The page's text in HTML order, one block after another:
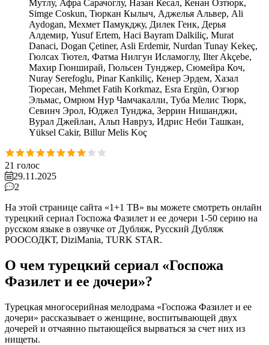
Мутлу, Афра Сарачоглу, Назан Кесал, Кенан Озтюрк,
Simge Coskun, Тюркан Кылыч, Аджелья Альвер, Ali
Aydogan, Мехмет Памукджу, Дилек Генк, Дерья
Алдемир, Yusuf Ertem, Haci Bayram Dalkiliç, Murat
Danaci, Dogan Çetiner, Asli Erdemir, Nurdan Tunay Kekeç,
Гюлсах Тютел, Фатма Нилгун Исламоглу, Ilter Akçebe,
Махир Гюнширай, Гюльсен Тунджер, Сюмейра Коч,
Nuray Serefoglu, Pinar Kankiliç, Кенер Эрдем, Хазал
Тюресан, Mehmet Fatih Korkmaz, Esra Ergün, Озгюр
Эльмас, Омрюм Нур Чамчакалли, Туба Мелис Тюрк,
Севинч Эрол, Юджел Тунджа, Зеррин Нишанджи,
Вурал Джейлан, Альп Навруз, Идрис Неби Ташкан,
Yüksel Cakir, Billur Melis Koç
21 голос
29.11.2025
2
На этой странице сайта «1+1 ТВ» вы можете смотреть онлайн
турецкий сериал Госпожа Фазилет и ее дочери 1-50 серию на
русском языке в озвучке от Дубляж, Русский Дубляж
РООСОДКТ, DiziMania, TURK STAR.
О чем турецкий сериал «Госпожа
Фазилет и ее дочери»?
Турецкая многосерийная мелодрама «Госпожа Фазилет и ее
дочери» рассказывает о женщине, воспитывающей двух
дочерей и отчаянно пытающейся вырваться за счет них из
нищеты.